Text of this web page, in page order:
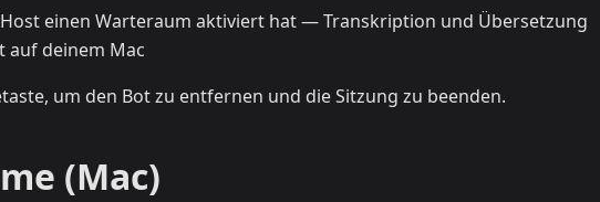
einen Warteraum aktiviert hat — Transkription und Übersetzung
auf deinem Mac
um den Bot zu entfernen und die Sitzung zu beenden.
(Mac)